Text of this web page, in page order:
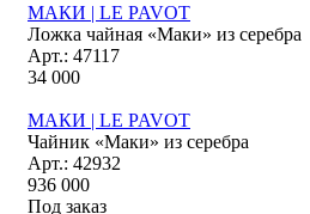
МАКИ | LE PAVOT
Ложка чайная «Маки» из серебра
Арт.: 47117
34 000
МАКИ | LE PAVOT
Чайник «Маки» из серебра
Арт.: 42932
936 000
Под заказ